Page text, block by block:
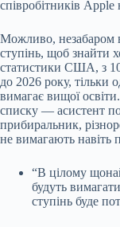
співробітників
Можливо, незабаром
ступінь, щоб знайти
статистики США, з 10
до 2026 року, тільки
вимагає вищої
списку — асистент
прибиральник,
не вимагають навіть
“В цілому
будуть
ступінь буде